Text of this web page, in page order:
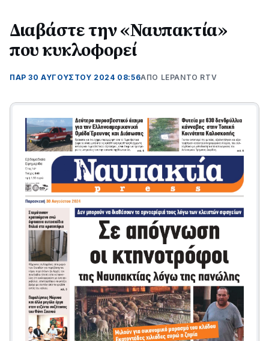
Διαβάστε την «Ναυπακτία»
που κυκλοφορεί
ΠΑΡ 30 ΑΥΓΟΎΣΤΟΥ 2024 08:56ΑΠΌ LEPANTO RTV